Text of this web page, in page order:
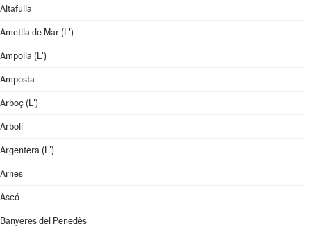
Altafulla
Ametlla de Mar (L')
Ampolla (L')
Amposta
Arboç (L')
Arbolí
Argentera (L')
Arnes
Ascó
Banyeres del Penedès